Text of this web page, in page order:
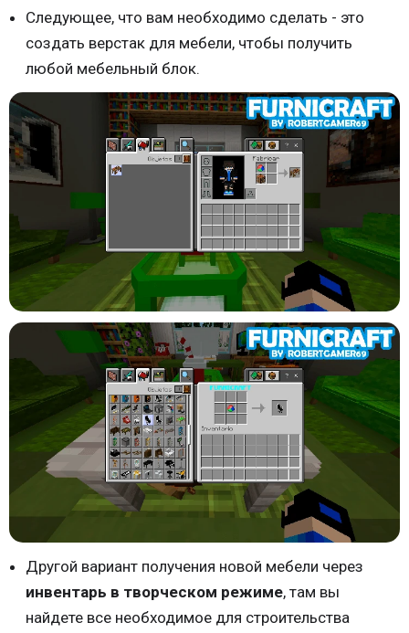
Следующее, что вам необходимо сделать - это
создать верстак для мебели, чтобы получить
любой мебельный блок.
Другой вариант получения новой мебели через
инвентарь в творческом режиме, там вы
найдете все необходимое для строительства